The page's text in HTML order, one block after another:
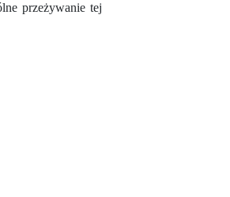
przeżywanie tej